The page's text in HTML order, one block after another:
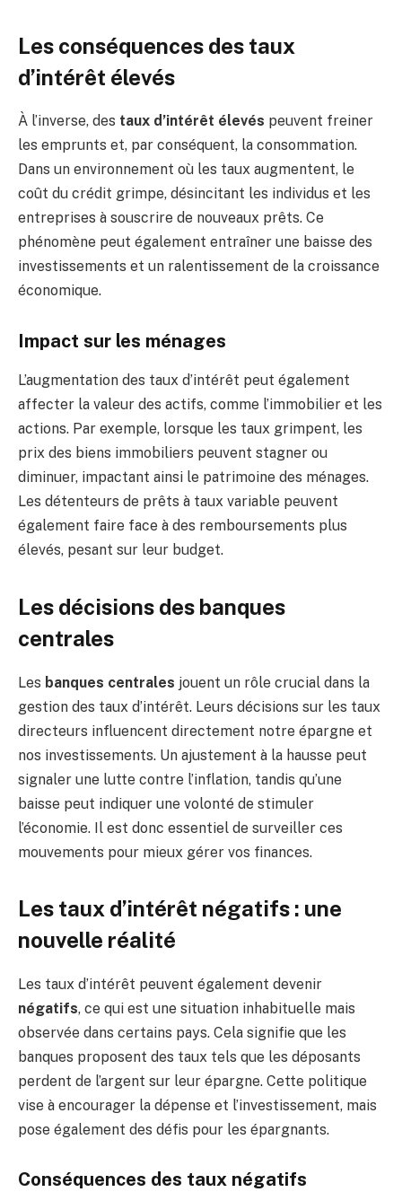
Les conséquences des taux
d’intérêt élevés
À l’inverse, des taux d’intérêt élevés peuvent freiner
les emprunts et, par conséquent, la consommation.
Dans un environnement où les taux augmentent, le
coût du crédit grimpe, désincitant les individus et les
entreprises à souscrire de nouveaux prêts. Ce
phénomène peut également entraîner une baisse des
investissements et un ralentissement de la croissance
économique.
Impact sur les ménages
L’augmentation des taux d’intérêt peut également
affecter la valeur des actifs, comme l’immobilier et les
actions. Par exemple, lorsque les taux grimpent, les
prix des biens immobiliers peuvent stagner ou
diminuer, impactant ainsi le patrimoine des ménages.
Les détenteurs de prêts à taux variable peuvent
également faire face à des remboursements plus
élevés, pesant sur leur budget.
Les décisions des banques
centrales
Les banques centrales jouent un rôle crucial dans la
gestion des taux d’intérêt. Leurs décisions sur les taux
directeurs influencent directement notre épargne et
nos investissements. Un ajustement à la hausse peut
signaler une lutte contre l’inflation, tandis qu’une
baisse peut indiquer une volonté de stimuler
l’économie. Il est donc essentiel de surveiller ces
mouvements pour mieux gérer vos finances.
Les taux d’intérêt négatifs : une
nouvelle réalité
Les taux d’intérêt peuvent également devenir
négatifs, ce qui est une situation inhabituelle mais
observée dans certains pays. Cela signifie que les
banques proposent des taux tels que les déposants
perdent de l’argent sur leur épargne. Cette politique
vise à encourager la dépense et l’investissement, mais
pose également des défis pour les épargnants.
Conséquences des taux négatifs